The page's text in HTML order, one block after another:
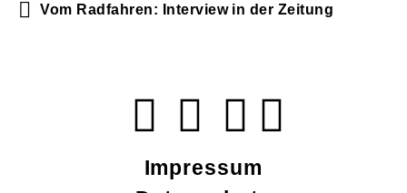
Vom Radfahren: Interview in der Zeitung
Impressum